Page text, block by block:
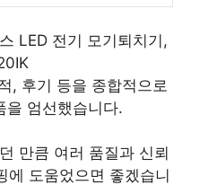
LED 전기 모기퇴치기,
, 후기 등을 종합적으로
을 엄선했습니다.
만큼 여러 품질과 신뢰
에 도움었으면 좋겠습니